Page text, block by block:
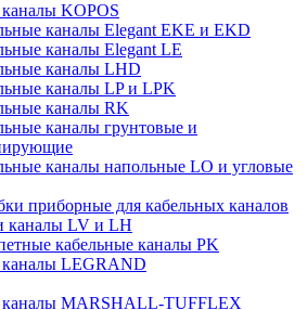
KOPOS
каналы Elegant EKE и EKD
каналы Elegant LE
каналы LHD
каналы LP и LPK
каналы RK
каналы грунтовые и
каналы напольные LO и угловые
приборные для кабельных каналов
каналы LV и LH
кабельные каналы PK
LEGRAND
каналы MARSHALL-TUFFLEX